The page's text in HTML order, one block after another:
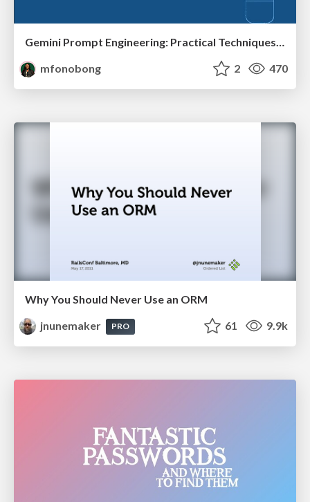
Gemini Prompt Engineering: Practical Techniques for Tangible AI Outcomes
mfonobong
2 470
Why You Should Never Use an ORM
jnunemaker
PRO 61 9.9k